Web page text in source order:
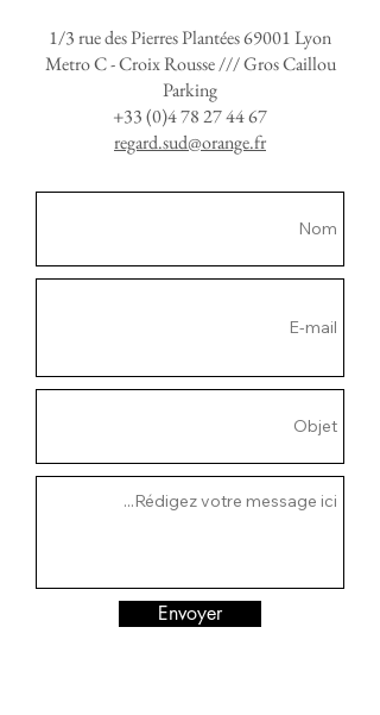
1/3 rue des Pierres Plantées 69001 Lyon
Metro C - Croix Rousse /// Gros Caillou
Parking
​+33(0)4 78 27 44 67
regard.sud@orange.fr
Envoyer